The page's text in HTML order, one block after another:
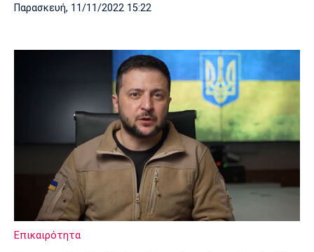
Παρασκευή, 11/11/2022 15:22
Επικαιρότητα